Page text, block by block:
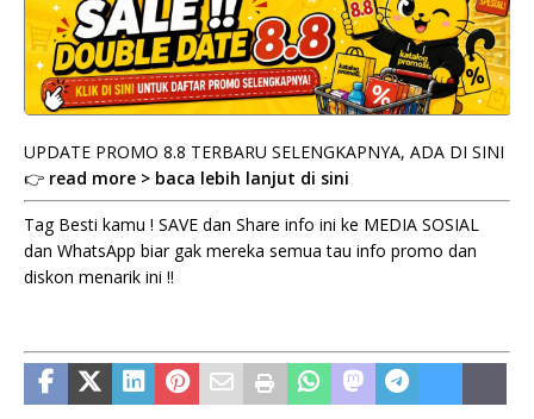
UPDATE PROMO 8.8 TERBARU SELENGKAPNYA, ADA DI SINI
👉 read more > baca lebih lanjut di sini
Tag Besti kamu ! SAVE dan Share info ini ke MEDIA SOSIAL
dan WhatsApp biar gak mereka semua tau info promo dan
diskon menarik ini !!